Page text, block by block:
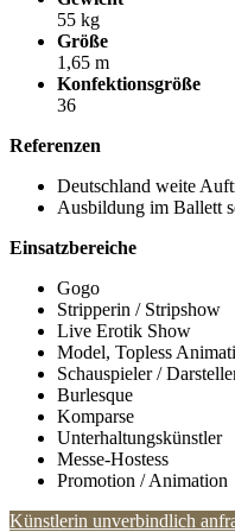
55 kg
Größe
1,65 m
Konfektionsgröße
36
Referenzen
Deutschland weite
Ausbildung im Ballett
Einsatzbereiche
Gogo
Stripperin / Stripshow
Live Erotik Show
Model, Topless
Schauspieler /
Burlesque
Komparse
Unterhaltungskünstler
Messe-Hostess
Promotion / Animation
Künstlerin unverbindlich